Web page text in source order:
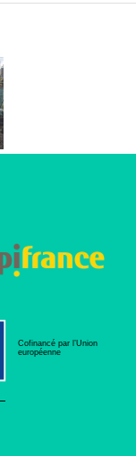
Cofinancé par l’Union
européenne